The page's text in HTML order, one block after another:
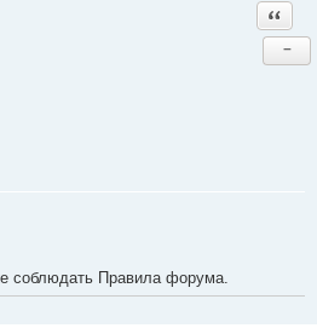
−
соблюдать Правила форума.